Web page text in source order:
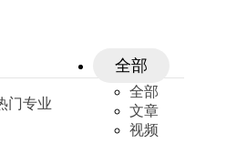
全部
全部
文章
视频
门专业